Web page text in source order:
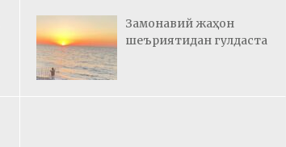
Замонавий жаҳон
шеъриятидан гулдаста